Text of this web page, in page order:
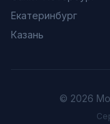
Екатеринбург
Казань
© 2026